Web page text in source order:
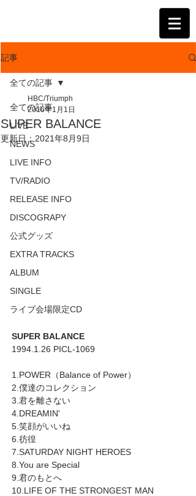
記事
全ての記事
LIVE
NEWS
LIVE INFO
TV/RADIO
RELEASE INFO
DISCOGRAPY
公式グッズ
EXTRA TRACKS
ALBUM
SINGLE
ライブ会場限定CD
全ての記事
SUPER BALANCE
HBC/Triumph
2016年1月1日
更新日： 2021年8月9日
SUPER BALANCE
1994.1.26 PICL-1069
1.POWER（Balance of Power）
2.僕達のコレクション
3.君を離さない
4.DREAMIN'
5.笑顔がいいね
6.彷徨
7.SATURDAY NIGHT HEROES
8.You are Special
9.君のもとへ
10.LIFE OF THE STRONGEST MAN